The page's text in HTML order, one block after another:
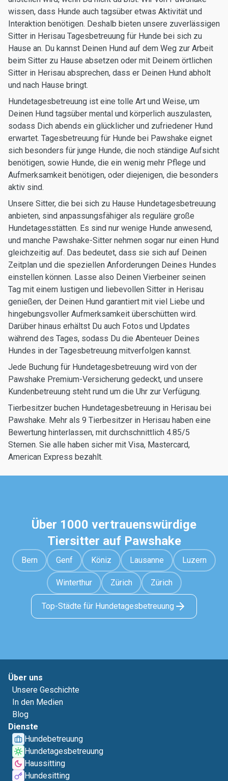
wissen, dass Hunde auch tagsüber etwas Aktivität und
Interaktion benötigen. Deshalb bieten unsere zuverlässigen
Sitter in Herisau Tagesbetreuung für Hunde bei sich zu
Hause an. Du kannst Deinen Hund auf dem Weg zur Arbeit
beim Sitter zu Hause absetzen oder mit Deinem örtlichen
Sitter in Herisau absprechen, dass er Deinen Hund abholt
und nach Hause bringt.
Hundetagesbetreuung ist eine tolle Art und Weise, um
Deinen Hund tagsüber mental und körperlich auszulasten,
sodass Dich abends ein glücklicher und zufriedener Hund
erwartet. Tagesbetreuung für Hunde bei Pawshake eignet
sich besonders für junge Hunde, die noch ständige Aufsicht
benötigen, sowie Hunde, die ein wenig mehr Pflege und
Aufmerksamkeit benötigen, oder diejenigen, die besonders
aktiv sind.
Unsere Sitter, die bei sich zu Hause Hundetagesbetreuung
anbieten, sind anpassungsfähiger als reguläre große
Hundetagesstätten. Es sind nur wenige Hunde anwesend,
und manche Pawshake-Sitter nehmen sogar nur einen Hund
gleichzeitig auf. Das bedeutet, dass sie sich auf Deinen
Zeitplan und die speziellen Anforderungen Deines Hundes
einstellen können. Lasse also Deinen Vierbeiner seinen
Tag mit einem lustigen und liebevollen Sitter in Herisau
genießen, der Deinen Hund garantiert mit viel Liebe und
hingebungsvoller Aufmerksamkeit überschütten wird.
Darüber hinaus erhältst Du auch Fotos und Updates
während des Tages, sodass Du die Abenteuer Deines
Hundes in der Tagesbetreuung mitverfolgen kannst.
Jede Buchung für Hundetagesbetreuung wird von der
Pawshake Premium-Versicherung gedeckt, und unsere
Kundenbetreuung steht rund um die Uhr zur Verfügung.
Tierbesitzer buchen Hundetagesbetreuung in Herisau bei
Pawshake. Mehr als 9 Tierbesitzer in Herisau haben eine
Bewertung hinterlassen, mit durchschnittlich 4.85/5
Sternen. Sie alle haben sicher mit Visa, Mastercard,
American Express bezahlt.
Über 1000 vertrauenswürdige
Tiersitter auf Pawshake
Bern Genf Köniz Lausanne Luzern
Winterthur Zürich Zürich
Top-Städte für Hundetagesbetreuung
Über uns
Unsere Geschichte
In den Medien
Blog
Dienste
Hundebetreuung
Hundetagesbetreuung
Haussitting
Hundesitting